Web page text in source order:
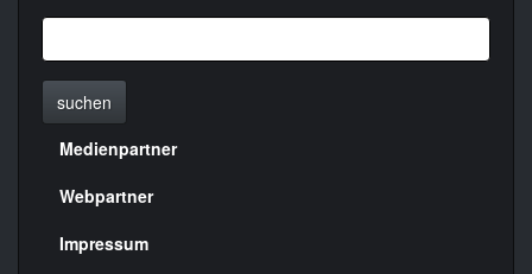
suchen
Menülinks
rechte
Seite
Medienpartner
Webpartner
Impressum